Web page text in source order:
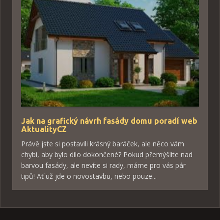
Jak na grafický návrh fasády domu poradí web
AktualityCZ
Právě jste si postavili krásný baráček, ale něco vám
chybí, aby bylo dílo dokončené? Pokud přemýšlíte nad
barvou fasády, ale nevíte si rady, máme pro vás pár
tipů! Ať už jde o novostavbu, nebo pouze...